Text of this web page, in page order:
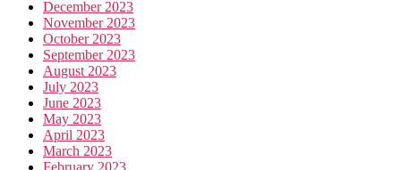
December 2023
November 2023
October 2023
September 2023
August 2023
July 2023
June 2023
May 2023
April 2023
March 2023
February 2023